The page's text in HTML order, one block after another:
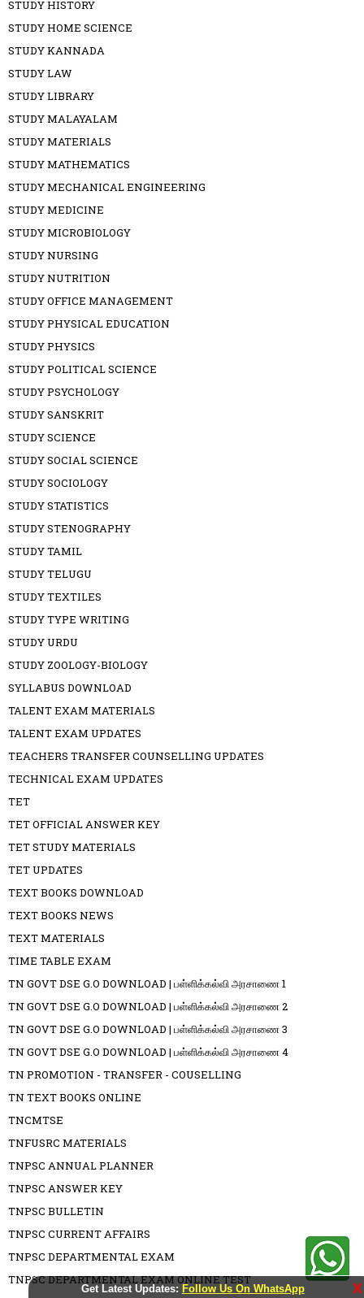
Get Latest Updates: Follow Us On WhatsApp X
STUDY HISTORY
STUDY HOME SCIENCE
STUDY KANNADA
STUDY LAW
STUDY LIBRARY
STUDY MALAYALAM
STUDY MATERIALS
STUDY MATHEMATICS
STUDY MECHANICAL ENGINEERING
STUDY MEDICINE
STUDY MICROBIOLOGY
STUDY NURSING
STUDY NUTRITION
STUDY OFFICE MANAGEMENT
STUDY PHYSICAL EDUCATION
STUDY PHYSICS
STUDY POLITICAL SCIENCE
STUDY PSYCHOLOGY
STUDY SANSKRIT
STUDY SCIENCE
STUDY SOCIAL SCIENCE
STUDY SOCIOLOGY
STUDY STATISTICS
STUDY STENOGRAPHY
STUDY TAMIL
STUDY TELUGU
STUDY TEXTILES
STUDY TYPE WRITING
STUDY URDU
STUDY ZOOLOGY-BIOLOGY
SYLLABUS DOWNLOAD
TALENT EXAM MATERIALS
TALENT EXAM UPDATES
TEACHERS TRANSFER COUNSELLING UPDATES
TECHNICAL EXAM UPDATES
TET
TET OFFICIAL ANSWER KEY
TET STUDY MATERIALS
TET UPDATES
TEXT BOOKS DOWNLOAD
TEXT BOOKS NEWS
TEXT MATERIALS
TIME TABLE EXAM
TN GOVT DSE G.O DOWNLOAD | பள்ளிக்கல்வி அரசாணை 1
TN GOVT DSE G.O DOWNLOAD | பள்ளிக்கல்வி அரசாணை 2
TN GOVT DSE G.O DOWNLOAD | பள்ளிக்கல்வி அரசாணை 3
TN GOVT DSE G.O DOWNLOAD | பள்ளிக்கல்வி அரசாணை 4
TN PROMOTION - TRANSFER - COUSELLING
TN TEXT BOOKS ONLINE
TNCMTSE
TNFUSRC MATERIALS
TNPSC ANNUAL PLANNER
TNPSC ANSWER KEY
TNPSC BULLETIN
TNPSC CURRENT AFFAIRS
TNPSC DEPARTMENTAL EXAM
TNPSC DEPARTMENTAL EXAM ONLINE TEST